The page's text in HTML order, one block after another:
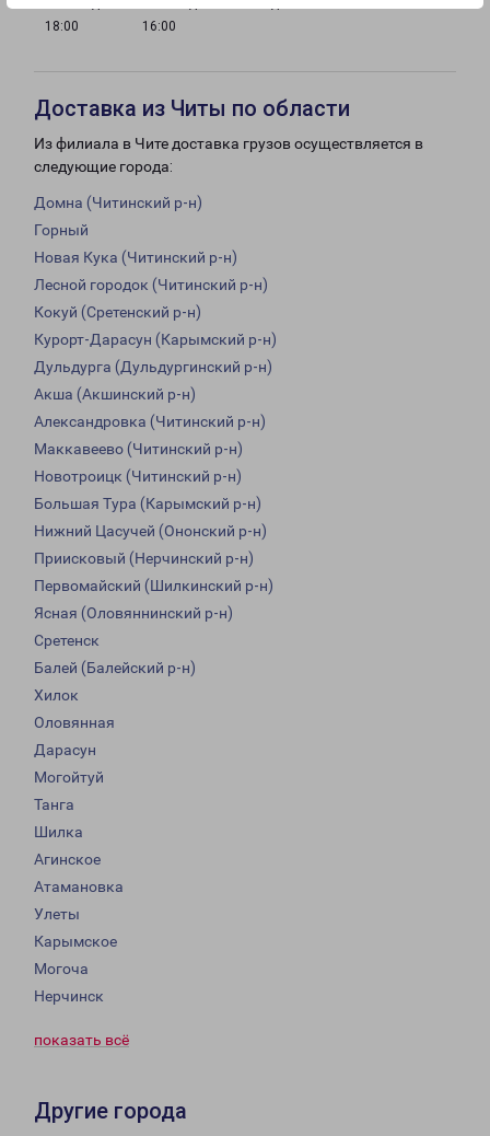
18:00
16:00
Доставка из Читы по области
Из филиала в Чите доставка грузов осуществляется в
следующие города:
Домна (Читинский р-н)
Горный
Новая Кука (Читинский р-н)
Лесной городок (Читинский р-н)
Кокуй (Сретенский р-н)
Курорт-Дарасун (Карымский р-н)
Дульдурга (Дульдургинский р-н)
Акша (Акшинский р-н)
Александровка (Читинский р-н)
Маккавеево (Читинский р-н)
Новотроицк (Читинский р-н)
Большая Тура (Карымский р-н)
Нижний Цасучей (Ононский р-н)
Приисковый (Нерчинский р-н)
Первомайский (Шилкинский р-н)
Ясная (Оловяннинский р-н)
Сретенск
Балей (Балейский р-н)
Хилок
Оловянная
Дарасун
Могойтуй
Танга
Шилка
Агинское
Атамановка
Улеты
Карымское
Могоча
Нерчинск
показать всё
Другие города